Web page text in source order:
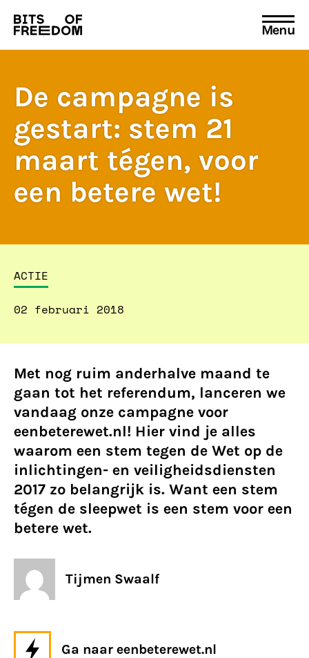
Search
for:
Menu
De campagne is
gestart: stem 21
maart tégen, voor
een betere wet!
ACTIE
02 februari 2018
Met nog ruim anderhalve maand te
gaan tot het referendum, lanceren we
vandaag onze campagne voor
eenbeterewet.nl! Hier vind je alles
waarom een stem tegen de Wet op de
inlichtingen- en veiligheidsdiensten
2017 zo belangrijk is. Want een stem
tégen de sleepwet is een stem voor een
betere wet.
Tijmen Swaalf
Ga naar eenbeterewet.nl